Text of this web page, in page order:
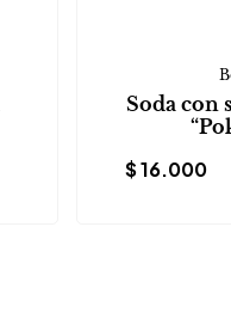
Soda con
$16.000